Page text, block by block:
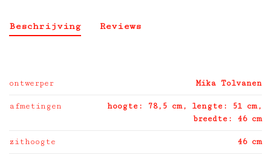
Beschrijving Reviews
ontwerper Mika Tolvanen
afmetingen
hoogte: 78,5 cm, lengte: 51 cm,
breedte: 46 cm
zithoogte 46 cm